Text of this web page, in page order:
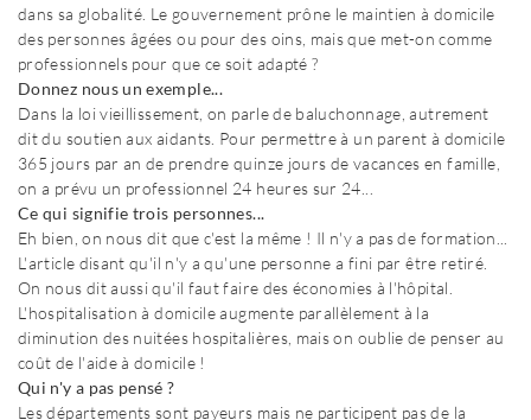
dans sa globalité. Le gouvernement prône le maintien à domicile
des personnes âgées ou pour des oins, mais que met-on comme
professionnels pour que ce soit adapté ?
Donnez nous un exemple...
Dans la loi vieillissement, on parle de baluchonnage, autrement
dit du soutien aux aidants. Pour permettre à un parent à domicile
365 jours par an de prendre quinze jours de vacances en famille,
on a prévu un professionnel 24 heures sur 24...
Ce qui signifie trois personnes...
Eh bien, on nous dit que c'est la même ! Il n'y a pas de formation...
L'article disant qu'il n'y a qu'une personne a fini par être retiré.
On nous dit aussi qu'il faut faire des économies à l'hôpital.
L'hospitalisation à domicile augmente parallèlement à la
diminution des nuitées hospitalières, mais on oublie de penser au
coût de l'aide à domicile !
Qui n'y a pas pensé ?
Les départements sont payeurs mais ne participent pas de la